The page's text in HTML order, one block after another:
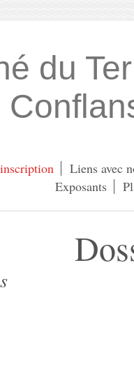
du
Liens avec
Exposants